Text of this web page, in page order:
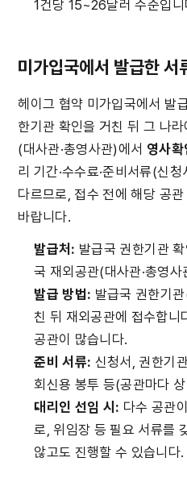
1건당 15~26달러 수준입니
미가입국에서 발급한 서
헤이그 협약 미가입국에서 발
한기관 확인을 거친 뒤 그 나
(대사관·총영사관)에서 영사확
리 기간·수수료·준비서류(신
다르므로, 접수 전에 해당 공
바랍니다.
발급처: 발급국 권한기관
국 재외공관(대사관·총영사
발급 방법: 발급국 권한기
친 뒤 재외공관에 접수합니
공관이 많습니다.
준비 서류: 신청서, 권한기
회신용 봉투 등(공관마다
대리인 선임 시: 다수 공관
로, 위임장 등 필요 서류를
않고도 진행할 수 있습니다.